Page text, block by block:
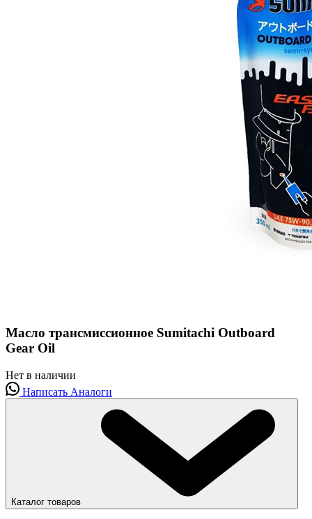
Масло трансмиссионное Sumitachi Outboard
Gear Oil
Нет в наличии
Написать Аналоги
Каталог товаров